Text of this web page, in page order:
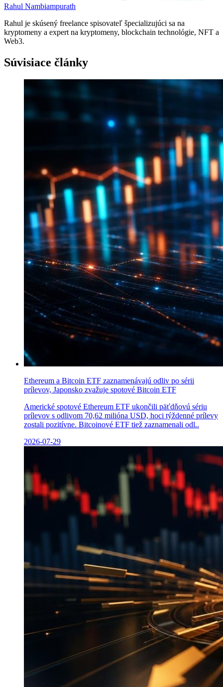
Rahul Nambiampurath
Rahul je skúsený freelance spisovateľ špecializujúci sa na
kryptomeny a expert na kryptomeny, blockchain technológie, NFT a
Web3.
Súvisiace články
Ethereum a Bitcoin ETF zaznamenávajú odliv po sérii
prílevov, Japonsko zvažuje spotové Bitcoin ETF
Americké spotové Ethereum ETF ukončili päťdňovú sériu
prílevov s odlivom 70,62 milióna USD, hoci týždenné prílevy
zostali pozitívne. Bitcoinové ETF tiež zaznamenali odl..
2026-07-29